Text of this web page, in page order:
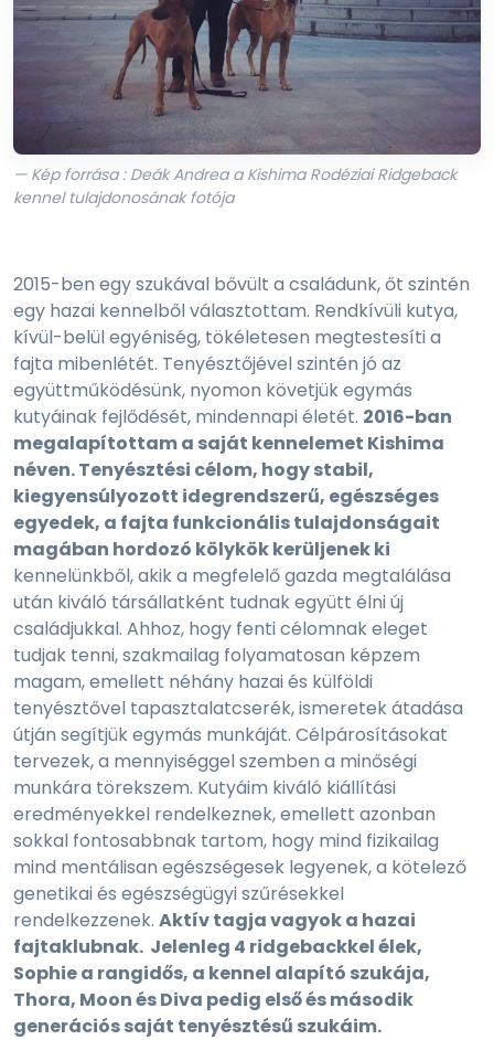
— Kép forrása : Deák Andrea a Kishima Rodéziai Ridgeback
kennel tulajdonosának fotója
2015-ben egy szukával bővült a családunk, őt szintén
egy hazai kennelből választottam. Rendkívüli kutya,
kívül-belül egyéniség, tökéletesen megtestesíti a
fajta mibenlétét. Tenyésztőjével szintén jó az
együttműködésünk, nyomon követjük egymás
kutyáinak fejlődését, mindennapi életét. 2016-ban
megalapítottam a saját kennelemet Kishima
néven. Tenyésztési célom, hogy stabil,
kiegyensúlyozott idegrendszerű, egészséges
egyedek, a fajta funkcionális tulajdonságait
magában hordozó kölykök kerüljenek ki
kennelünkből, akik a megfelelő gazda megtalálása
után kiváló társállatként tudnak együtt élni új
családjukkal. Ahhoz, hogy fenti célomnak eleget
tudjak tenni, szakmailag folyamatosan képzem
magam, emellett néhány hazai és külföldi
tenyésztővel tapasztalatcserék, ismeretek átadása
útján segítjük egymás munkáját. Célpárosításokat
tervezek, a mennyiséggel szemben a minőségi
munkára törekszem. Kutyáim kiváló kiállítási
eredményekkel rendelkeznek, emellett azonban
sokkal fontosabbnak tartom, hogy mind fizikailag
mind mentálisan egészségesek legyenek, a kötelező
genetikai és egészségügyi szűrésekkel
rendelkezzenek. Aktív tagja vagyok a hazai
fajtaklubnak. Jelenleg 4 ridgebackkel élek,
Sophie a rangidős, a kennel alapító szukája,
Thora, Moon és Diva pedig első és második
generációs saját tenyésztésű szukáim.